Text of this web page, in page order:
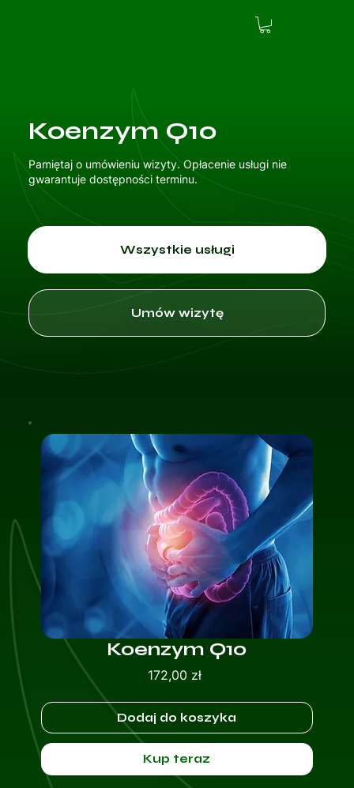
Koenzym Q10
Pamiętaj o umówieniu wizyty. Opłacenie usługi nie
gwarantuje dostępności terminu.
Wszystkie usługi
Umów wizytę
Koenzym Q10
172,00 złCena
Dodaj do koszyka
Kup teraz